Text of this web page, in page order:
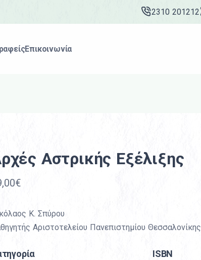
2310 201212
Επικοινωνία
Αστρικής Εξέλιξης
Κ. Σπύρου
Αριστοτελείου Πανεπιστημίου Θεσσαλονίκης
ΙSBN